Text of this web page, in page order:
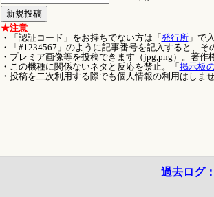
★注意
・「認証コード」をお持ちでない方は「 発行所」で
・「#1234567」のように記事番号を記入すると、そ
・プレミア画像等を投稿できます（jpg,png）。著作
・この機種に関係ないネタと反応を禁止。「 掲示板
・投稿を二次利用する際でも個人情報の利用はしませ
過去ログ：